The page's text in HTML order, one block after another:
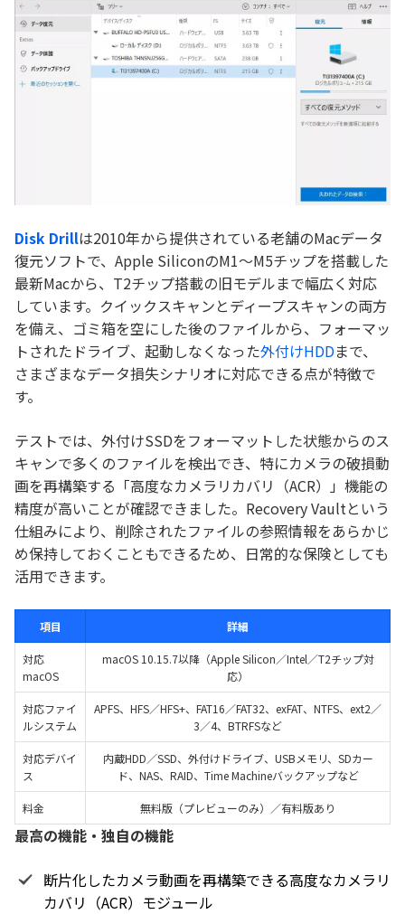
Disk Drillは2010年から提供されている老舗のMacデータ
復元ソフトで、Apple SiliconのM1～M5チップを搭載した
最新Macから、T2チップ搭載の旧モデルまで幅広く対応
しています。クイックスキャンとディープスキャンの両方
を備え、ゴミ箱を空にした後のファイルから、フォーマッ
トされたドライブ、起動しなくなった外付けHDDまで、
さまざまなデータ損失シナリオに対応できる点が特徴で
す。
テストでは、外付けSSDをフォーマットした状態からのス
キャンで多くのファイルを検出でき、特にカメラの破損動
画を再構築する「高度なカメラリカバリ（ACR）」機能の
精度が高いことが確認できました。Recovery Vaultという
仕組みにより、削除されたファイルの参照情報をあらかじ
め保持しておくこともできるため、日常的な保険としても
活用できます。
項目 詳細
対応
macOS
macOS 10.15.7以降（Apple Silicon／Intel／T2チップ対
応）
対応ファイ
ルシステム
APFS、HFS／HFS+、FAT16／FAT32、exFAT、NTFS、ext2／
3／4、BTRFSなど
対応デバイ
ス
内蔵HDD／SSD、外付けドライブ、USBメモリ、SDカー
ド、NAS、RAID、Time Machineバックアップなど
料金 無料版（プレビューのみ）／有料版あり
最高の機能・独自の機能
断片化したカメラ動画を再構築できる高度なカメラリ
カバリ（ACR）モジュール